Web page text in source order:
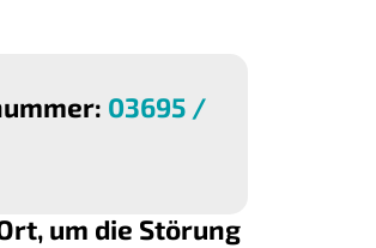
03695 /
um die Störung